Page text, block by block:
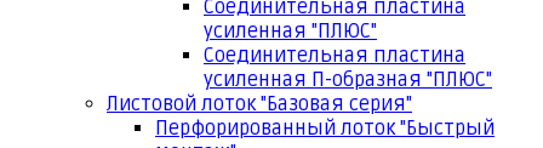
Соединительная пластина
усиленная "ПЛЮС"
Соединительная пластина
усиленная П-образная "ПЛЮС"
Листовой лоток "Базовая серия"
Перфорированный лоток "Быстрый